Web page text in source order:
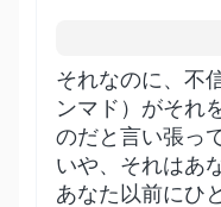
それなのに、不
ンマド）がそれ
のだと言い張っ
いや、それはあ
あなた以前にひ